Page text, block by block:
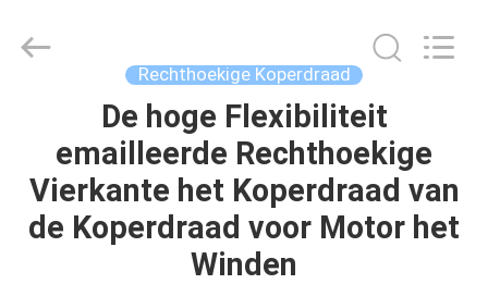
PRODUCTEN
Material
Co,.Ltd.
Rechthoekige Koperdraad
De hoge Flexibiliteit
emailleerde Rechthoekige
Vierkante het Koperdraad van
de Koperdraad voor Motor het
Winden